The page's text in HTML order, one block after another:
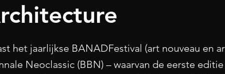
het jaarlijkse BANADFestival (art nouveau en
Neoclassic (BBN) – waarvan de eerste